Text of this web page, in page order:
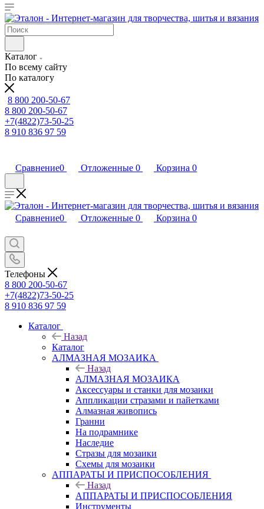
Каталог
По всему сайту
По каталогу
8 800 200-50-67
8 800 200-50-67
+7(4822)73-50-25
8 910 836 97 59
Сравнение0 Отложенные 0 Корзина 0
Сравнение0 Отложенные 0 Корзина 0
Телефоны
8 800 200-50-67
+7(4822)73-50-25
8 910 836 97 59
Каталог
Назад
Каталог
АЛМАЗНАЯ МОЗАИКА
Назад
АЛМАЗНАЯ МОЗАИКА
Аксессуары и станки для мозаики
Аппликации стразами и пайетками
Алмазная живопись
Гранни
На подрамнике
Наследие
Стразы для мозаики
Схемы для мозаики
АППАРАТЫ И ПРИСПОСОБЛЕНИЯ
Назад
АППАРАТЫ И ПРИСПОСОБЛЕНИЯ
Инструменты